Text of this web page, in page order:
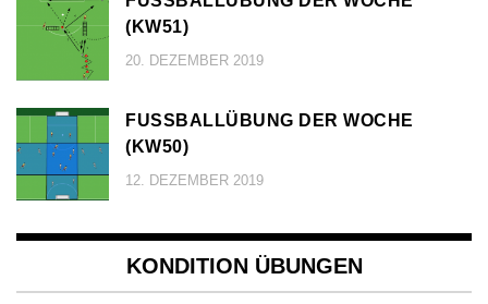
KW51)
20. DEZEMBER 2019
FUSSBALLÜBUNG DER WOCHE (
KW50)
12. DEZEMBER 2019
KONDITION ÜBUNGEN